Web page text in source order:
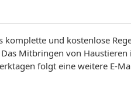
komplette und kostenlose
Mitbringen von
folgt eine weitere E-